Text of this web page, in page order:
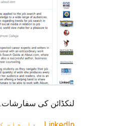
لنکڈائن کی سفارشات.